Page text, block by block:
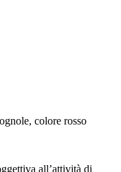
colore rosso
all’attività di